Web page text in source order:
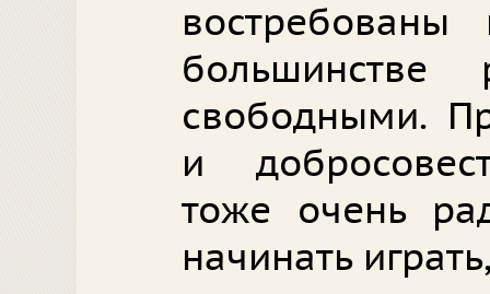
свободными.
и
тоже очень
начинать